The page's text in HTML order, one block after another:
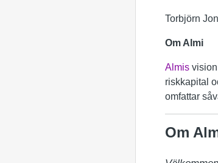
Torbjörn
Om Almi
Almis
riskkapital
omfattar
Om